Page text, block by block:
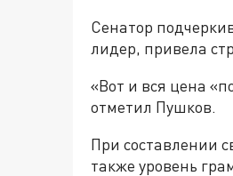
Сенатор
лидер, привела
«Вот и вся цена
отметил Пушков.
При составлении
также уровень